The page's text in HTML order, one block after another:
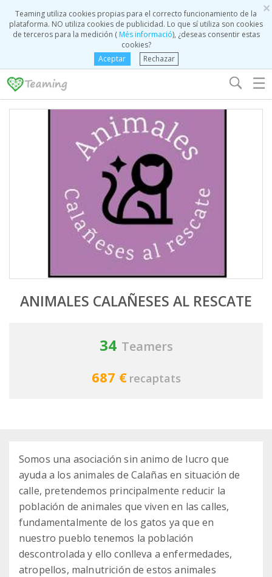
×
Teaming utiliza cookies propias para el correcto funcionamiento de la
plataforma. NO utiliza cookies de publicidad. Lo que sí utiliza son cookies
de terceros para la medición (Més informació), ¿deseas consentir estas
cookies?
Aceptar
Rechazar
☰
ANIMALES CALAÑESES AL RESCATE
34 Teamers
687 € recaptats
Somos una asociación sin animo de lucro que
ayuda a los animales de Calañas en situación de
calle, pretendemos principalmente reducir la
población de animales que viven en las calles,
fundamentalmente de los gatos ya que en
nuestro pueblo tenemos la población
descontrolada y ello conlleva a enfermedades,
atropellos, malnutrición de estos animales